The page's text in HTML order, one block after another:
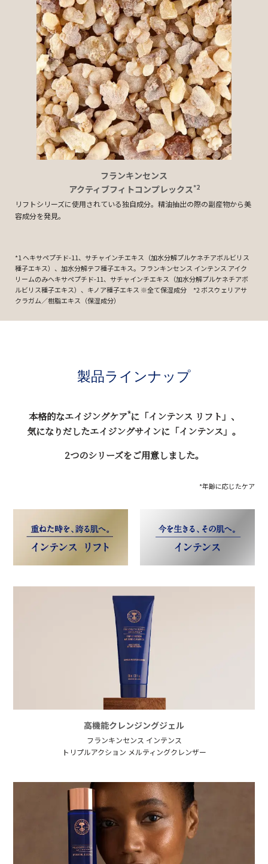
フランキンセンス
アクティブフィトコンプレックス*2
リフトシリーズに使用されている独自成分。精油抽出の際の副産物から美
容成分を発見。
*1 ヘキサペプチド-11、サチャインチエキス（加水分解プルケネチアボルビリス
種子エキス）、加水分解テフ種子エキス。フランキンセンス インテンス アイク
リームのみヘキサペプチド-11、サチャインチエキス（加水分解プルケネチアボ
ルビリス種子エキス）、キノア種子エキス ※全て保湿成分 *2 ボスウェリアサ
クラガム／樹脂エキス（保湿成分）
製品ラインナップ
本格的なエイジングケア*に「インテンス リフト」、
気になりだしたエイジングサインに「インテンス」。
2つのシリーズをご用意しました。
*年齢に応じたケア
高機能クレンジングジェル
フランキンセンス インテンス
トリプルアクション メルティングクレンザー